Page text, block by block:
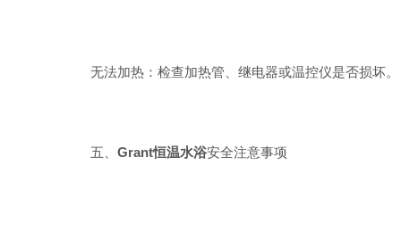
无法加热：检查加热管、继电器或温控仪是否损坏。
五、 Grant恒温水浴安全注意事项